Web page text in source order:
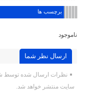
برچسب ها
ناموجود
ارسال نظر شما
نظرات ارسال شده توسط
سایت منتشر خواهد شد.